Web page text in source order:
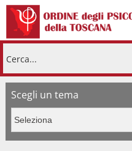
Cerca...
Scegli un tema